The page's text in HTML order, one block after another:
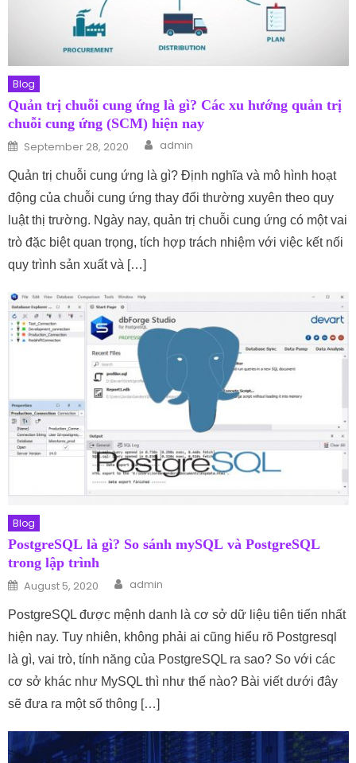
Blog
Quản trị chuỗi cung ứng là gì? Các xu hướng quản trị
chuỗi cung ứng (SCM) hiện nay
Posted on
September 28, 2020 Author
admin
Quản trị chuỗi cung ứng là gì? Định nghĩa và mô hình hoạt
động của chuỗi cung ứng thay đổi thường xuyên theo quy
luật thị trường. Ngày nay, quản trị chuỗi cung ứng có một vai
trò đặc biệt quan trọng, tích hợp trách nhiệm với việc kết nối
quy trình sản xuất và […]
Blog
PostgreSQL là gì? So sánh mySQL và PostgreSQL
trong lập trình
Posted on
August 5, 2020 Author
admin
PostgreSQL được mệnh danh là cơ sở dữ liệu tiên tiến nhất
hiện nay. Tuy nhiên, không phải ai cũng hiểu rõ Postgresql
là gì, vai trò, tính năng của PostgreSQL ra sao? So với các
cơ sở khác như MySQL thì như thế nào? Bài viết dưới đây
sẽ đưa ra một số thông […]